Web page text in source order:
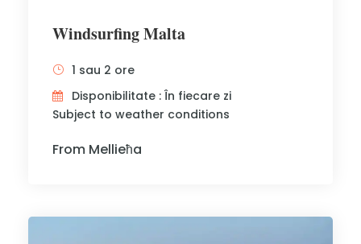
Windsurfing Malta
1 sau 2 ore
Disponibilitate : În fiecare zi
Subject to weather conditions
From Mellieħa